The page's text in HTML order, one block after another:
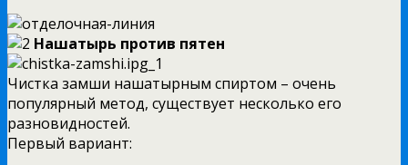
Нашатырь против пятен
Чистка замши нашатырным спиртом – очень
популярный метод, существует несколько его
разновидностей.
Первый вариант: